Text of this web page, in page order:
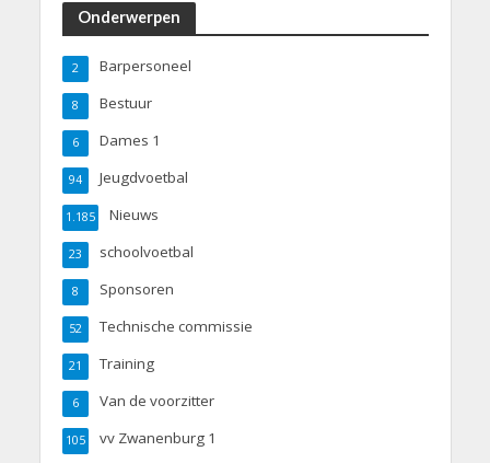
Onderwerpen
Barpersoneel
2
Bestuur
8
Dames 1
6
Jeugdvoetbal
94
Nieuws
1.185
schoolvoetbal
23
Sponsoren
8
Technische commissie
52
Training
21
Van de voorzitter
6
vv Zwanenburg 1
105